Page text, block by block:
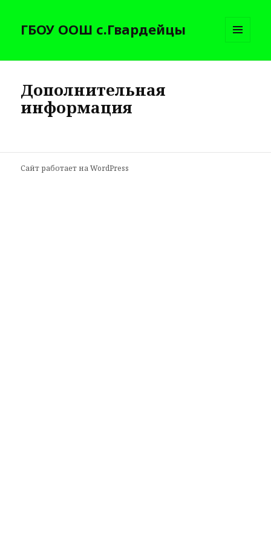
ГБОУ ООШ с.Гвардейцы
И
Дополнительная
информация
Сайт работает на WordPress